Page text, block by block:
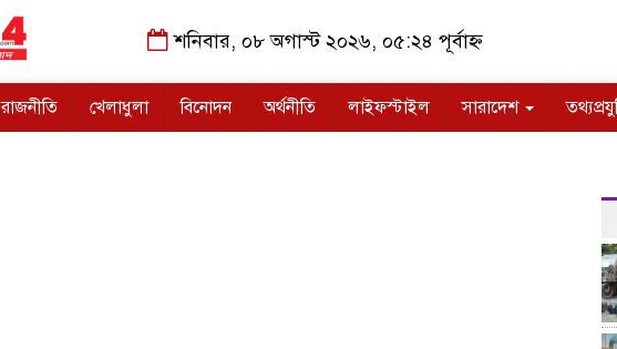
শনিবার, ০৮ অগাস্ট ২০২৬, ০৫:২৪ পূর্বাহ্ন
রাজনীতি খেলাধুলা বিনোদন অর্থনীতি লাইফস্টাইল সারাদেশ